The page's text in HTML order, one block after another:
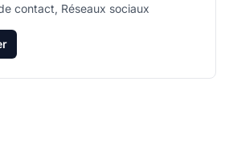
contact, Réseaux sociaux